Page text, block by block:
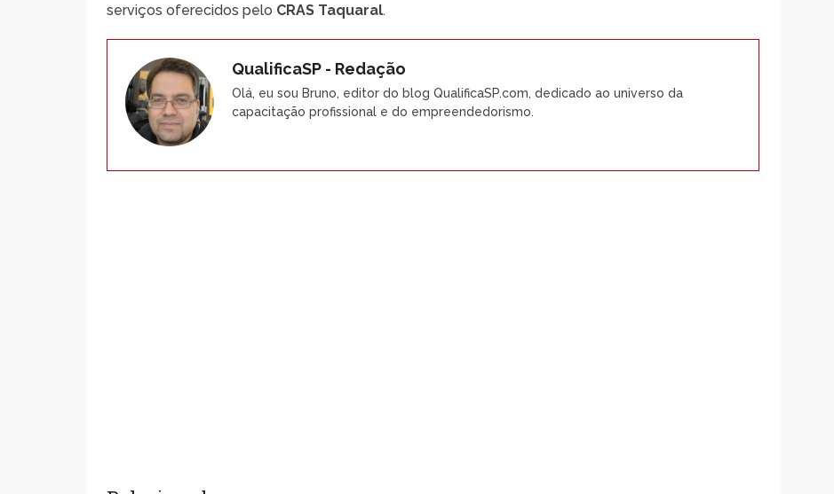
serviços oferecidos pelo CRAS Taquaral.
QualificaSP - Redação
Olá, eu sou Bruno, editor do blog QualificaSP.com, dedicado ao universo da
capacitação profissional e do empreendedorismo.